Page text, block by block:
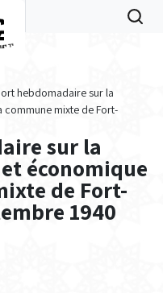
hebdomadaire sur la
mixte de Fort-
sur la
économique
de Fort-
1940